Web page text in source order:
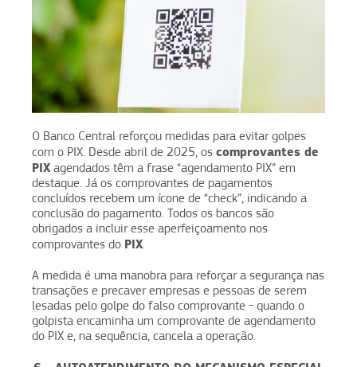
O Banco Central reforçou medidas para evitar golpes
com o PIX. Desde abril de 2025, os comprovantes de
PIX agendados têm a frase “agendamento PIX” em
destaque. Já os comprovantes de pagamentos
concluídos recebem um ícone de “check”, indicando a
conclusão do pagamento. Todos os bancos são
obrigados a incluir esse aperfeiçoamento nos
comprovantes do PIX.
A medida é uma manobra para reforçar a segurança nas
transações e precaver empresas e pessoas de serem
lesadas pelo golpe do falso comprovante - quando o
golpista encaminha um comprovante de agendamento
do PIX e, na sequência, cancela a operação.